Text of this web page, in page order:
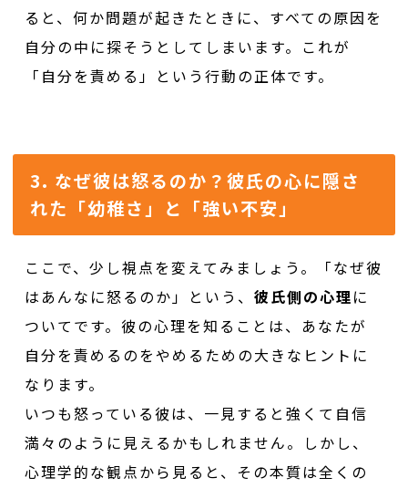
ると、何か問題が起きたときに、すべての原因を
自分の中に探そうとしてしまいます。これが
「自分を責める」という行動の正体です。
3. なぜ彼は怒るのか？彼氏の心に隠さ
れた「幼稚さ」と「強い不安」
ここで、少し視点を変えてみましょう。「なぜ彼
はあんなに怒るのか」という、彼氏側の心理に
ついてです。彼の心理を知ることは、あなたが
自分を責めるのをやめるための大きなヒントに
なります。
いつも怒っている彼は、一見すると強くて自信
満々のように見えるかもしれません。しかし、
心理学的な観点から見ると、その本質は全くの